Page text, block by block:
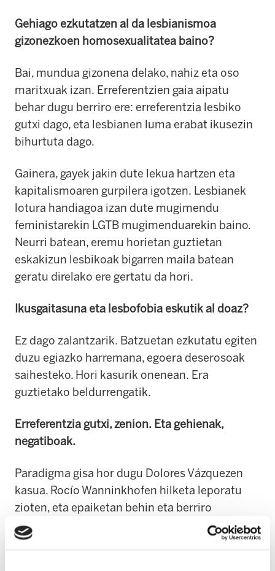
Gehiago ezkutatzen al da lesbianismoa
gizonezkoen homosexualitatea baino?
Bai, mundua gizonena delako, nahiz eta oso
maritxuak izan. Erreferentzien gaia aipatu
behar dugu berriro ere: erreferentzia lesbiko
gutxi dago, eta lesbianen luma erabat ikusezin
bihurtuta dago.
Gainera, gayek jakin dute lekua hartzen eta
kapitalismoaren gurpilera igotzen. Lesbianek
lotura handiagoa izan dute mugimendu
feministarekin LGTB mugimenduarekin baino.
Neurri batean, eremu horietan guztietan
eskakizun lesbikoak bigarren maila batean
geratu direlako ere gertatu da hori.
Ikusgaitasuna eta lesbofobia eskutik al doaz?
Ez dago zalantzarik. Batzuetan ezkutatu egiten
duzu egiazko harremana, egoera deserosoak
saihesteko. Hori kasurik onenean. Era
guztietako beldurrengatik.
Erreferentzia gutxi, zenion. Eta gehienak,
negatiboak.
Paradigma gisa hor dugu Dolores Vázquezen
kasua. Rocío Wanninkhofen hilketa leporatu
zioten, eta epaiketan behin eta berriro
azpimarratu zuten lesbiana zela.
Gero jakin zen
hiltzailea ez zela bera izan.
Beatriz Jimenok